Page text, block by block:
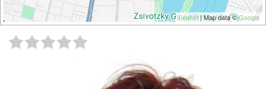
Leaflet| Map data ©Google